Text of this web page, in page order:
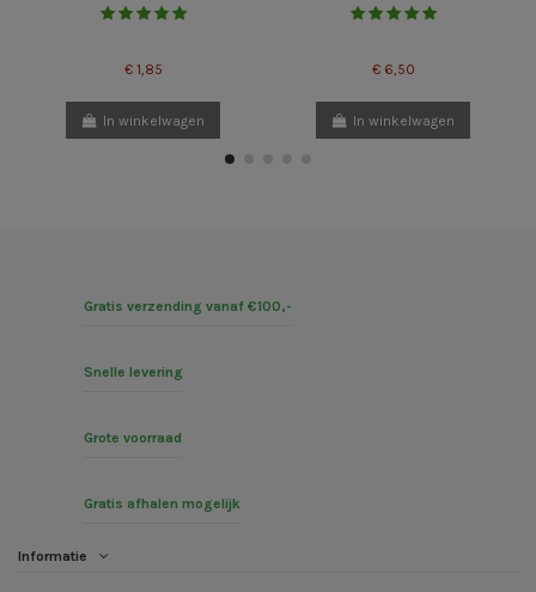
€ 1,85
In winkelwagen
€ 6,50
In winkelwagen
Gratis verzending vanaf €100,-
Snelle levering
Grote voorraad
Gratis afhalen mogelijk
Informatie